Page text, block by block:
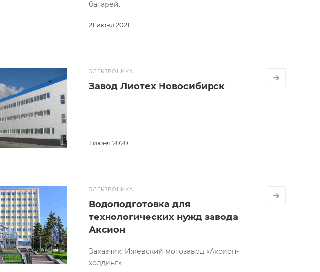
21 июня 2021
батарей.
ЭЛЕКТРОНИКА
1 июня 2020
Завод Лиотех Новосибирск
ЭЛЕКТРОНИКА
Водоподготовка для
технологических нужд завода
Аксион
Заказчик: Ижевский мотозавод «Аксион-
холдинг»